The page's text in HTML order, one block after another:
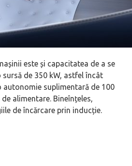
este și capacitatea de a se
de 350 kW, astfel încât
autonomie suplimentară de 100
alimentare. Bineînțeles,
de încărcare prin inducție.